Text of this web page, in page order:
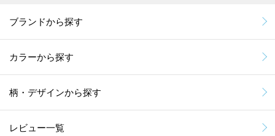
ブランドから探す
カラーから探す
柄・デザインから探す
レビュー一覧